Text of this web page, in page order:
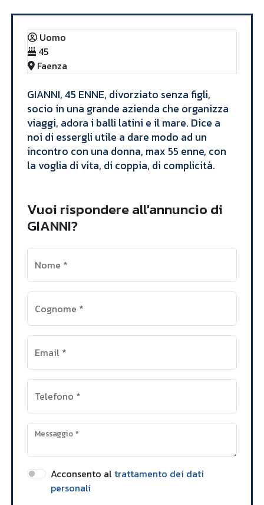
Annunci
Uomo
45
Faenza
​GIANNI, 45 ENNE, divorziato senza figli,
socio in una grande azienda che organizza
viaggi, adora i balli latini e il mare. Dice a
noi di essergli utile a dare modo ad un
incontro con una donna, max 55 enne, con
la voglia di vita, di coppia, di complicità. ​
Vuoi rispondere all'annuncio di
GIANNI?
Nome *
Cognome *
Email *
Telefono *
Messaggio*
Acconsento al trattamento dei dati
personali